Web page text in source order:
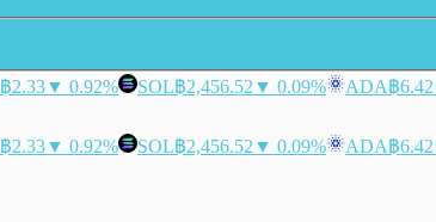
฿2.33▼ 0.92% SOL฿2,456.52 ▼ 0.09% ADA฿6.42
฿2.33▼ 0.92% SOL฿2,456.52 ▼ 0.09% ADA฿6.42